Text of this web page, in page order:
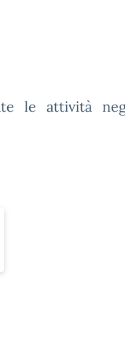
le attività